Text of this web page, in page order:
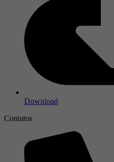
Download
Contatos